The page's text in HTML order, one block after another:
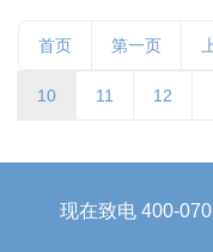
首页 第一页
10 11 12
现在致电 400-